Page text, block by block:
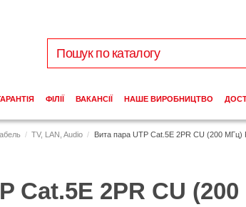
TV, LAN, Audio Вита пара UTP Cat.5E 2PR CU (200 МГц)
Cat.5E 2PR CU
ФІЛІЇ ВАКАНСІЇ НАШЕ ВИРОБНИЦТВО